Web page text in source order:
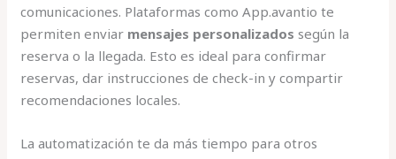
comunicaciones. Plataformas como App.avantio te
permiten enviar mensajes personalizados según la
reserva o la llegada. Esto es ideal para confirmar
reservas, dar instrucciones de check-in y compartir
recomendaciones locales.
La automatización te da más tiempo para otros